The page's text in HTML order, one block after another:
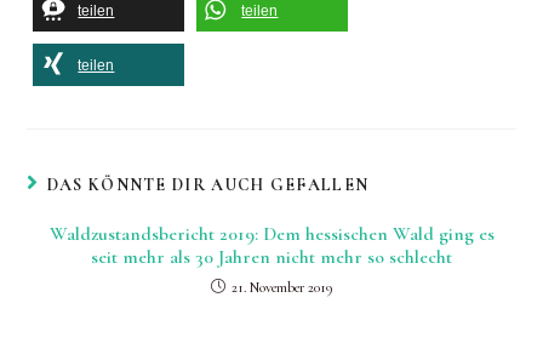
teilen teilen
teilen
DAS KÖNNTE DIR AUCH GEFALLEN
Waldzustandsbericht 2019: Dem hessischen Wald ging es
seit mehr als 30 Jahren nicht mehr so schlecht
21. November 2019